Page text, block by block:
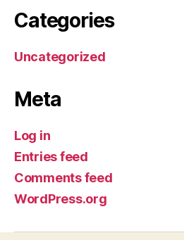
Categories
Uncategorized
Meta
Log in
Entries feed
Comments feed
WordPress.org